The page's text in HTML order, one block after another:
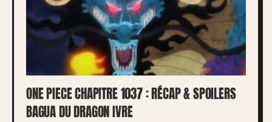
ONE PIECE CHAPITRE 1037 : RÉCAP & SPOILERS
BAGUA DU DRAGON IVRE